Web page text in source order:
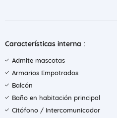
Características interna :
Admite mascotas
Armarios Empotrados
Balcón
Baño en habitación principal
Citófono / Intercomunicador